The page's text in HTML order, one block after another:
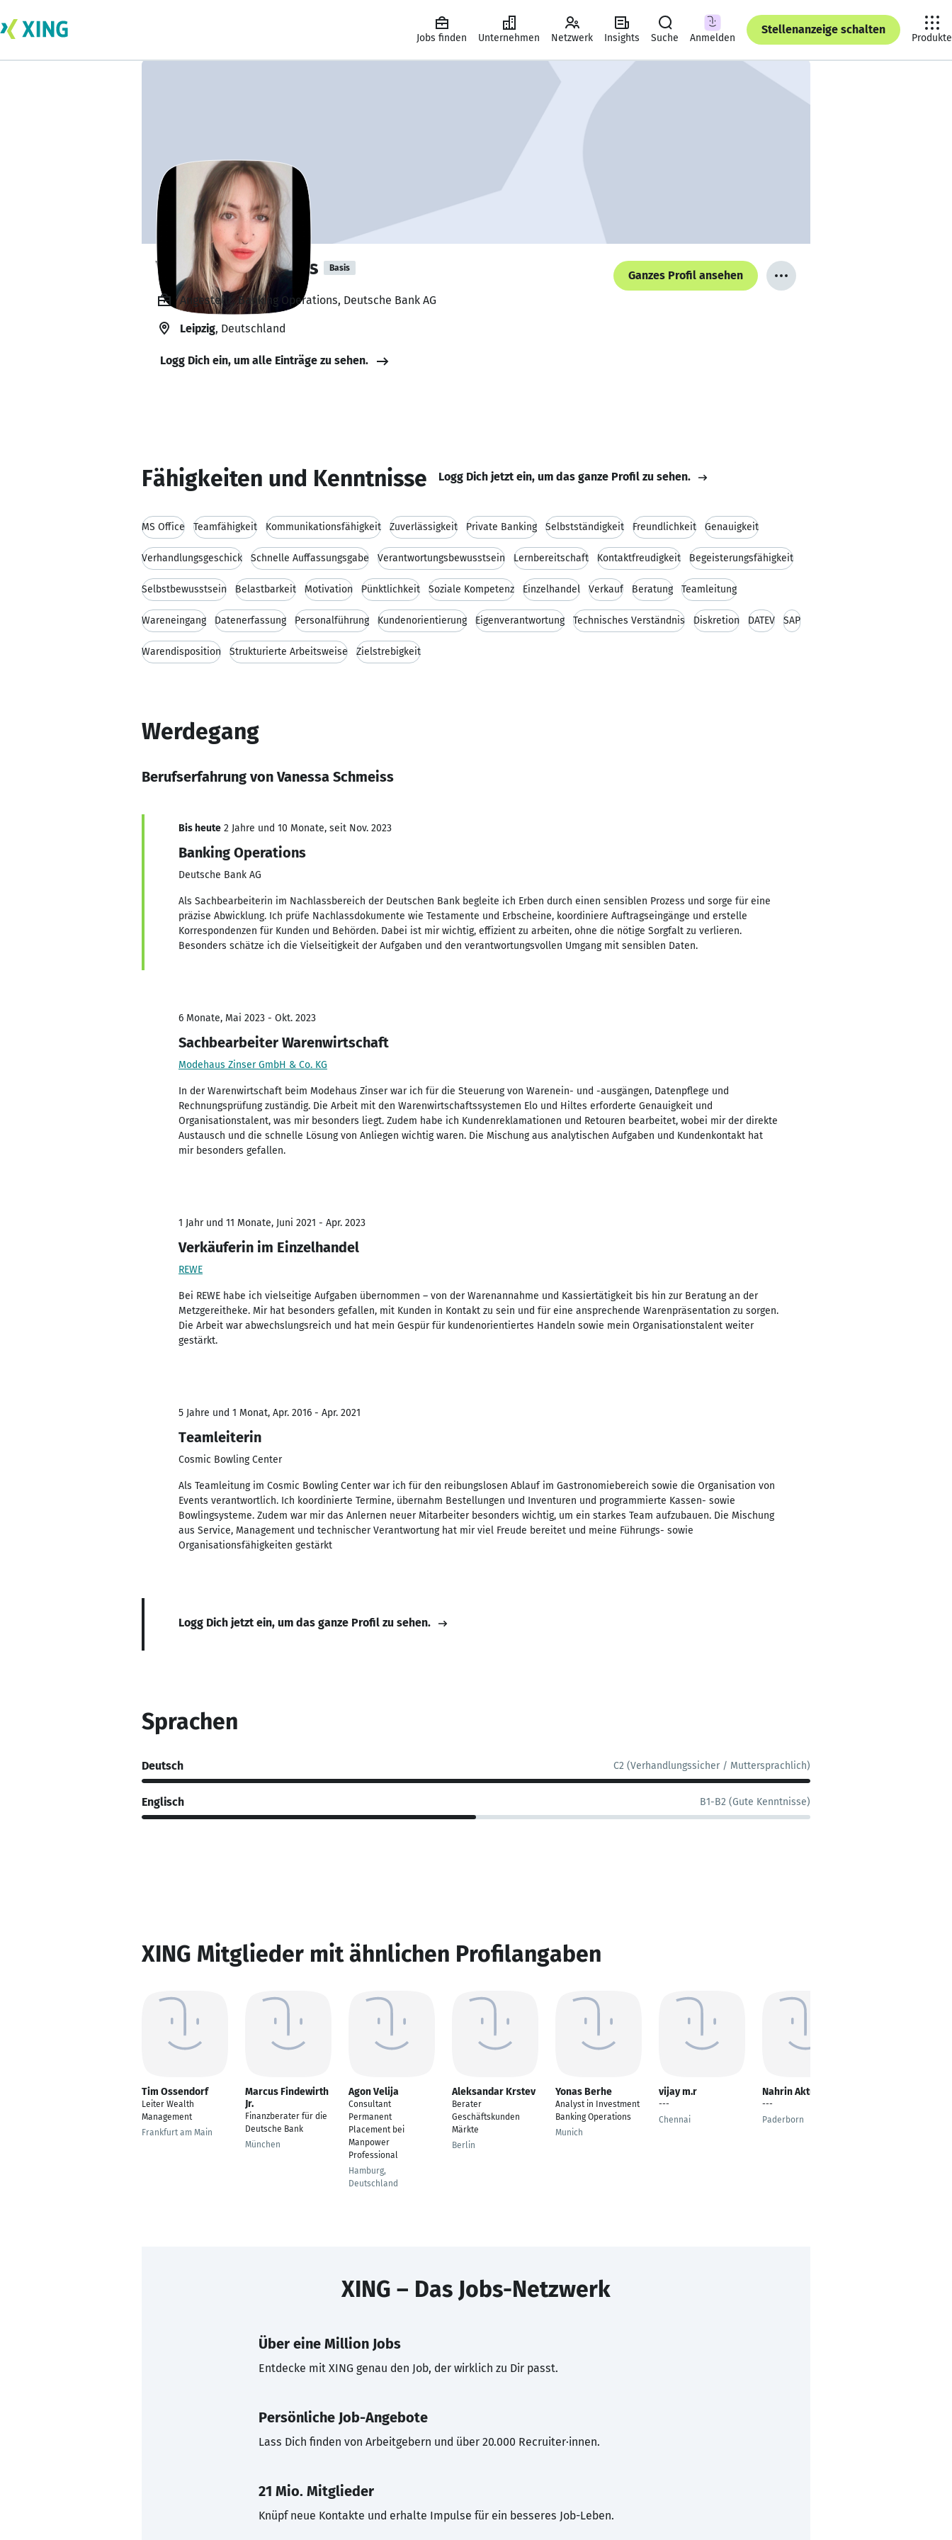
Jobs finden Unternehmen Netzwerk Insights Suche Anmelden
Stellenanzeige schalten
Produkte
Vanessa Schmeiss Basis
Ganzes Profil ansehen
Angestellt, Banking Operations, Deutsche Bank AG
Leipzig, Deutschland
Logg Dich ein, um alle Einträge zu sehen.
Fähigkeiten und Kenntnisse Logg Dich jetzt ein, um das ganze Profil zu sehen.
MS Office Teamfähigkeit Kommunikationsfähigkeit Zuverlässigkeit Private Banking Selbstständigkeit Freundlichkeit Genauigkeit
Verhandlungsgeschick Schnelle Auffassungsgabe Verantwortungsbewusstsein Lernbereitschaft Kontaktfreudigkeit Begeisterungsfähigkeit
Selbstbewusstsein Belastbarkeit Motivation Pünktlichkeit Soziale Kompetenz Einzelhandel Verkauf Beratung Teamleitung
Wareneingang Datenerfassung Personalführung Kundenorientierung Eigenverantwortung Technisches Verständnis Diskretion DATEV SAP
Warendisposition Strukturierte Arbeitsweise Zielstrebigkeit
Werdegang
Berufserfahrung von Vanessa Schmeiss
Bis heute 2 Jahre und 10 Monate, seit Nov. 2023
Banking Operations
Deutsche Bank AG
Als Sachbearbeiterin im Nachlassbereich der Deutschen Bank begleite ich Erben durch einen sensiblen Prozess und sorge für eine
präzise Abwicklung. Ich prüfe Nachlassdokumente wie Testamente und Erbscheine, koordiniere Auftragseingänge und erstelle
Korrespondenzen für Kunden und Behörden. Dabei ist mir wichtig, effizient zu arbeiten, ohne die nötige Sorgfalt zu verlieren.
Besonders schätze ich die Vielseitigkeit der Aufgaben und den verantwortungsvollen Umgang mit sensiblen Daten.
6 Monate, Mai 2023 - Okt. 2023
Sachbearbeiter Warenwirtschaft
Modehaus Zinser GmbH & Co. KG
In der Warenwirtschaft beim Modehaus Zinser war ich für die Steuerung von Warenein- und -ausgängen, Datenpflege und
Rechnungsprüfung zuständig. Die Arbeit mit den Warenwirtschaftssystemen Elo und Hiltes erforderte Genauigkeit und
Organisationstalent, was mir besonders liegt. Zudem habe ich Kundenreklamationen und Retouren bearbeitet, wobei mir der direkte
Austausch und die schnelle Lösung von Anliegen wichtig waren. Die Mischung aus analytischen Aufgaben und Kundenkontakt hat
mir besonders gefallen.
1 Jahr und 11 Monate, Juni 2021 - Apr. 2023
Verkäuferin im Einzelhandel
REWE
Bei REWE habe ich vielseitige Aufgaben übernommen – von der Warenannahme und Kassiertätigkeit bis hin zur Beratung an der
Metzgereitheke. Mir hat besonders gefallen, mit Kunden in Kontakt zu sein und für eine ansprechende Warenpräsentation zu sorgen.
Die Arbeit war abwechslungsreich und hat mein Gespür für kundenorientiertes Handeln sowie mein Organisationstalent weiter
gestärkt.
5 Jahre und 1 Monat, Apr. 2016 - Apr. 2021
Teamleiterin
Cosmic Bowling Center
Als Teamleitung im Cosmic Bowling Center war ich für den reibungslosen Ablauf im Gastronomiebereich sowie die Organisation von
Events verantwortlich. Ich koordinierte Termine, übernahm Bestellungen und Inventuren und programmierte Kassen- sowie
Bowlingsysteme. Zudem war mir das Anlernen neuer Mitarbeiter besonders wichtig, um ein starkes Team aufzubauen. Die Mischung
aus Service, Management und technischer Verantwortung hat mir viel Freude bereitet und meine Führungs- sowie
Organisationsfähigkeiten gestärkt
Logg Dich jetzt ein, um das ganze Profil zu sehen.
Sprachen
Deutsch C2 (Verhandlungssicher / Muttersprachlich)
Englisch B1-B2 (Gute Kenntnisse)
XING Mitglieder mit ähnlichen Profilangaben
Tim Ossendorf
Leiter Wealth
Management
Frankfurt am Main
Marcus Findewirth
Jr.
Finanzberater für die
Deutsche Bank
München
Agon Velija
Consultant
Permanent
Placement bei
Manpower
Professional
Hamburg,
Deutschland
Aleksandar Krstev
Berater
Geschäftskunden
Märkte
Berlin
Yonas Berhe
Analyst in Investment
Banking Operations
Munich
vijay m.r
---
Chennai
Nahrin Aktug
---
Paderborn
XING – Das Jobs-Netzwerk
Über eine Million Jobs
Entdecke mit XING genau den Job, der wirklich zu Dir passt.
Persönliche Job-Angebote
Lass Dich finden von Arbeitgebern und über 20.000 Recruiter·innen.
21 Mio. Mitglieder
Knüpf neue Kontakte und erhalte Impulse für ein besseres Job-Leben.